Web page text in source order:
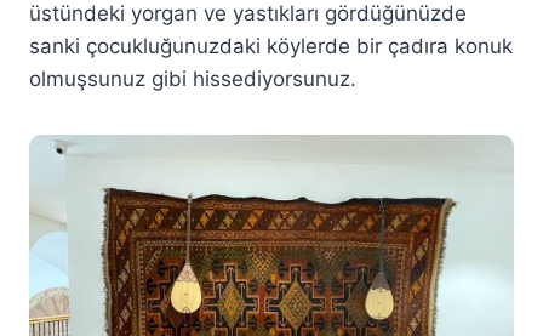
üstündeki yorgan ve yastıkları gördüğünüzde
sanki çocukluğunuzdaki köylerde bir çadıra konuk
olmuşsunuz gibi hissediyorsunuz.